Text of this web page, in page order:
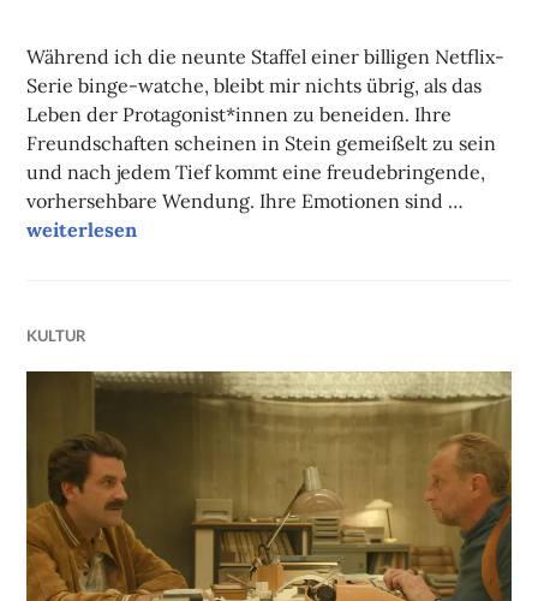
Während ich die neunte Staffel einer billigen Netflix-
Serie binge-watche, bleibt mir nichts übrig, als das
Leben der Protagonist*innen zu beneiden. Ihre
Freundschaften scheinen in Stein gemeißelt zu sein
und nach jedem Tief kommt eine freudebringende,
vorhersehbare Wendung. Ihre Emotionen sind …
Peter Pan mit Aktentasche
weiterlesen
KULTUR